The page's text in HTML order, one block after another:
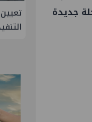
جديدة
تعيين أحمد شتا
التنفيذي للهيئة